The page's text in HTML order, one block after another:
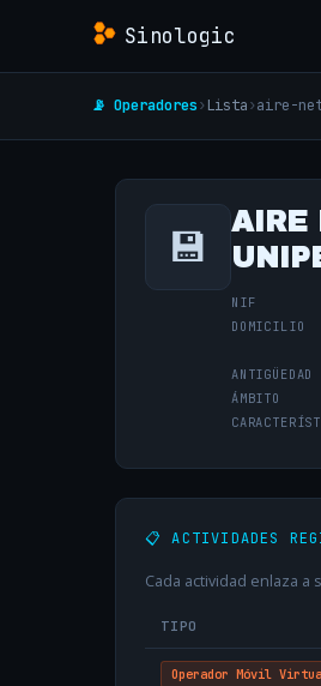
Sinologic
📡 Operadores› Lista›aire-
💾
AIRE
NIF
DOMICILIO
ANTIGÜEDAD
ÁMBITO
📋 ACTIVIDADES
Cada actividad enlaza a
TIPO
Operador Móvil